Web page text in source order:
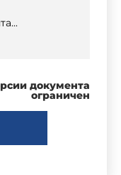
документа
ограничен